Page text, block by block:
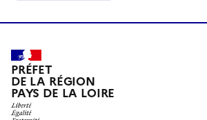
PRÉFET
DE LA RÉGION
PAYS DE LA LOIRE